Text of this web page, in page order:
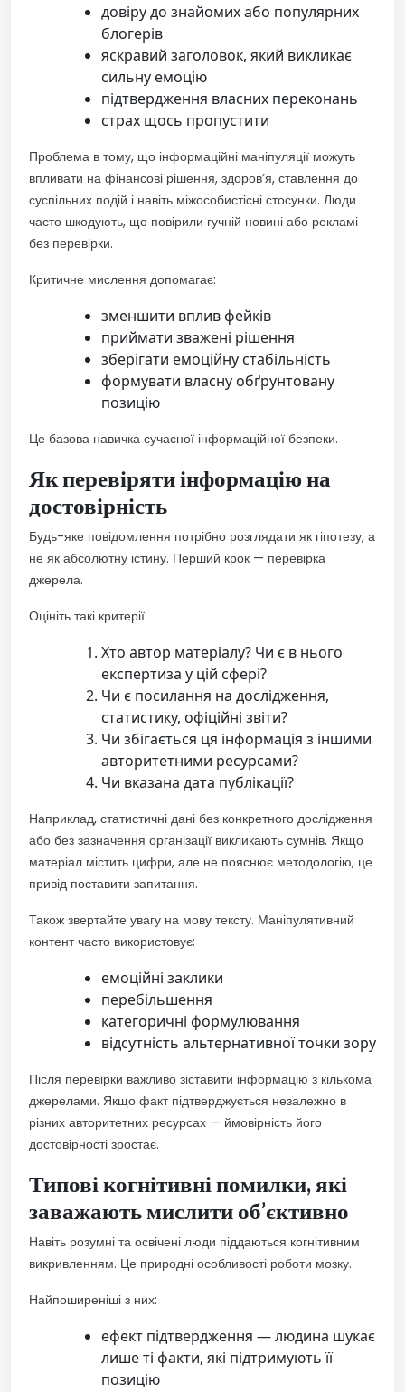
довіру до знайомих або популярних
блогерів
яскравий заголовок, який викликає
сильну емоцію
підтвердження власних переконань
страх щось пропустити
Проблема в тому, що інформаційні маніпуляції можуть
впливати на фінансові рішення, здоров’я, ставлення до
суспільних подій і навіть міжособистісні стосунки. Люди
часто шкодують, що повірили гучній новині або рекламі
без перевірки.
Критичне мислення допомагає:
зменшити вплив фейків
приймати зважені рішення
зберігати емоційну стабільність
формувати власну обґрунтовану
позицію
Це базова навичка сучасної інформаційної безпеки.
Як перевіряти інформацію на
достовірність
Будь-яке повідомлення потрібно розглядати як гіпотезу, а
не як абсолютну істину. Перший крок — перевірка
джерела.
Оцініть такі критерії:
Хто автор матеріалу? Чи є в нього
експертиза у цій сфері?
Чи є посилання на дослідження,
статистику, офіційні звіти?
Чи збігається ця інформація з іншими
авторитетними ресурсами?
Чи вказана дата публікації?
Наприклад, статистичні дані без конкретного дослідження
або без зазначення організації викликають сумнів. Якщо
матеріал містить цифри, але не пояснює методологію, це
привід поставити запитання.
Також звертайте увагу на мову тексту. Маніпулятивний
контент часто використовує:
емоційні заклики
перебільшення
категоричні формулювання
відсутність альтернативної точки зору
Після перевірки важливо зіставити інформацію з кількома
джерелами. Якщо факт підтверджується незалежно в
різних авторитетних ресурсах — ймовірність його
достовірності зростає.
Типові когнітивні помилки, які
заважають мислити об’єктивно
Навіть розумні та освічені люди піддаються когнітивним
викривленням. Це природні особливості роботи мозку.
Найпоширеніші з них:
ефект підтвердження — людина шукає
лише ті факти, які підтримують її
позицію